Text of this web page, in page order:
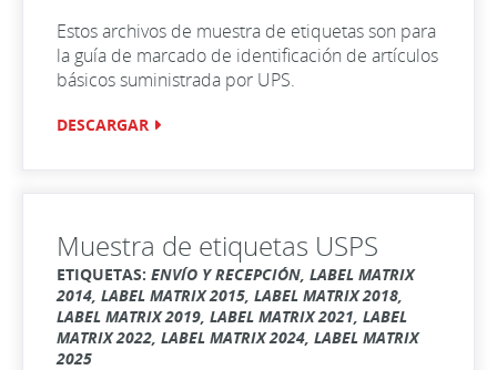
Estos archivos de muestra de etiquetas son para
la guía de marcado de identificación de artículos
básicos suministrada por UPS.
DESCARGAR
Muestra de etiquetas USPS
ETIQUETAS: ENVÍO Y RECEPCIÓN, LABEL MATRIX
2014, LABEL MATRIX 2015, LABEL MATRIX 2018,
LABEL MATRIX 2019, LABEL MATRIX 2021, LABEL
MATRIX 2022, LABEL MATRIX 2024, LABEL MATRIX
2025